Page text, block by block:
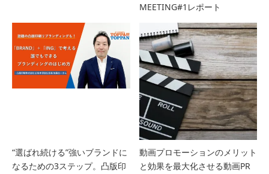
MEETING#1レポート
“選ばれ続ける”強いブランドに
なるための3ステップ。凸版印
動画プロモーションのメリット
と効果を最大化させる動画PR